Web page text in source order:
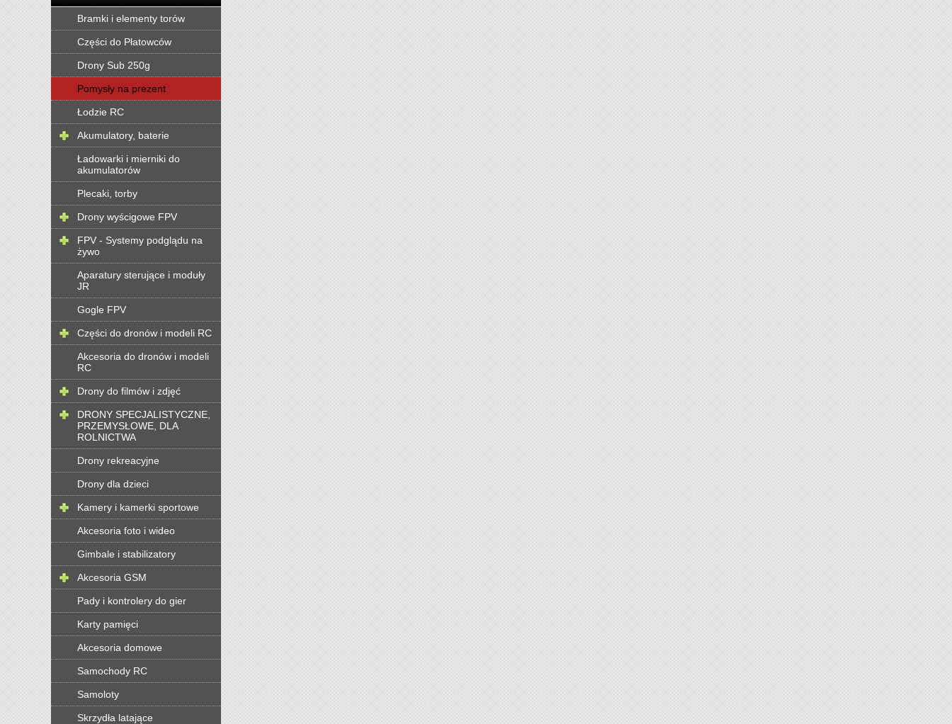
Bramki i elementy torów
Części do Płatowców
Drony Sub 250g
Pomysły na prezent
Łodzie RC
Akumulatory, baterie
Ładowarki i mierniki do
akumulatorów
Plecaki, torby
Drony wyścigowe FPV
FPV - Systemy podglądu na
żywo
Aparatury sterujące i moduły
JR
Gogle FPV
Części do dronów i modeli RC
Akcesoria do dronów i modeli
RC
Drony do filmów i zdjęć
DRONY SPECJALISTYCZNE,
PRZEMYSŁOWE, DLA
ROLNICTWA
Drony rekreacyjne
Drony dla dzieci
Kamery i kamerki sportowe
Akcesoria foto i wideo
Gimbale i stabilizatory
Akcesoria GSM
Pady i kontrolery do gier
Karty pamięci
Akcesoria domowe
Samochody RC
Samoloty
Skrzydła latające